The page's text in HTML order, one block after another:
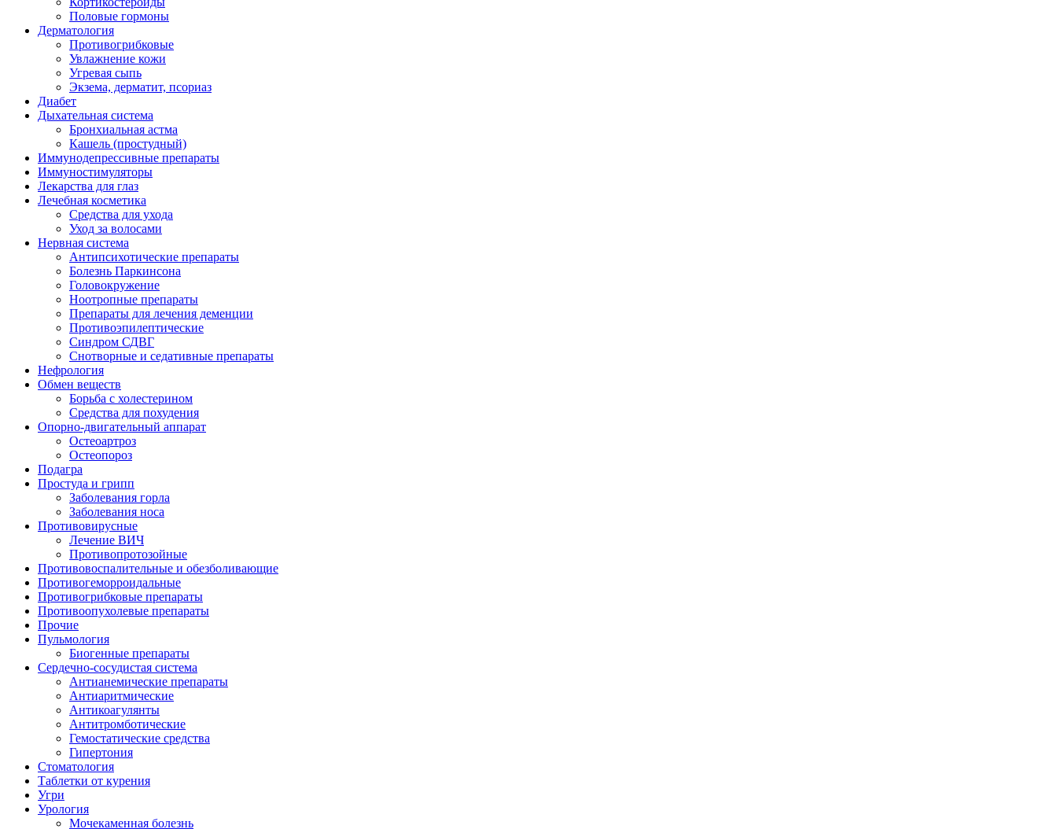
Половые гормоны
Дерматология
Противогрибковые
Увлажнение кожи
Угревая сыпь
Экзема, дерматит, псориаз
Диабет
Дыхательная система
Бронхиальная астма
Кашель (простудный)
Иммунодепрессивные препараты
Иммуностимуляторы
Лекарства для глаз
Лечебная косметика
Средства для ухода
Уход за волосами
Нервная система
Антипсихотические препараты
Болезнь Паркинсона
Головокружение
Ноотропные препараты
Препараты для лечения деменции
Противоэпилептические
Синдром СДВГ
Снотворные и седативные препараты
Нефрология
Обмен веществ
Борьба с холестерином
Средства для похудения
Опорно-двигательный аппарат
Остеоартроз
Остеопороз
Подагра
Простуда и грипп
Заболевания горла
Заболевания носа
Противовирусные
Лечение ВИЧ
Противопротозойные
Противовоспалительные и обезболивающие
Противогеморроидальные
Противогрибковые препараты
Противоопухолевые препараты
Прочие
Пульмология
Биогенные препараты
Сердечно-сосудистая система
Антианемические препараты
Антиаритмические
Антикоагулянты
Антитромботические
Гемостатические средства
Гипертония
Стоматология
Таблетки от курения
Угри
Урология
Мочекаменная болезнь